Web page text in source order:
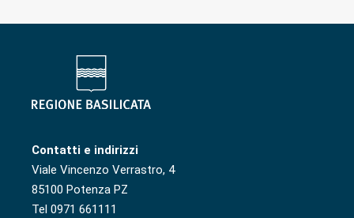
Contatti e indirizzi
Viale Vincenzo Verrastro, 4
85100 Potenza PZ
Tel 0971 661111